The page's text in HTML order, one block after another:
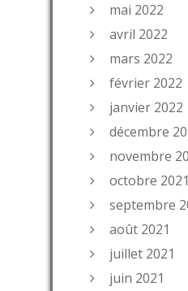
mai 2022
avril 2022
mars 2022
février 2022
janvier 2022
décembre
novembre
octobre 2021
septembre
août 2021
juillet 2021
juin 2021